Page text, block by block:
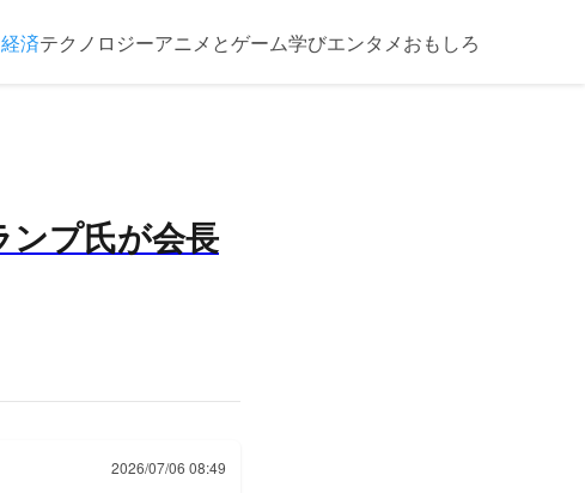
済テクノロジーアニメとゲーム学びエンタメおもしろ
ンプ氏が会長
2026/07/06 08:49